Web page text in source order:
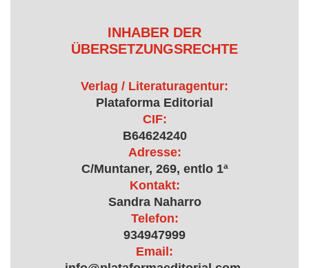
INHABER DER
ÜBERSETZUNGSRECHTE
Verlag / Literaturagentur:
Plataforma Editorial
CIF:
B64624240
Adresse:
C/Muntaner, 269, entlo 1ª
Kontakt:
Sandra Naharro
Telefon:
934947999
Email: